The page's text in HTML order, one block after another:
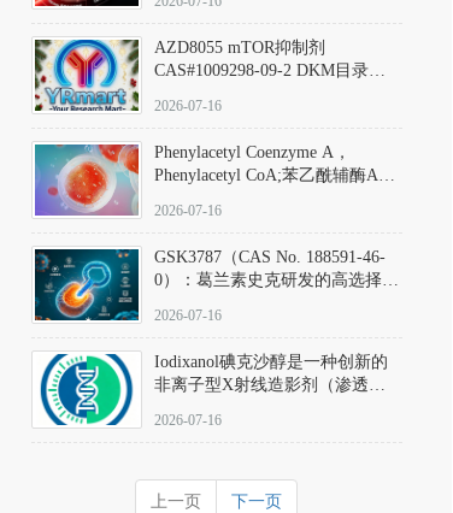
(Elironrasib)CAS#2641998-63-0
AZD8055 mTOR抑制剂
CAS#1009298-09-2 DKM目录号
激酶抑制剂的深度剖析
2026-07-16
Phenylacetyl Coenzyme A，
Phenylacetyl CoA;苯乙酰辅酶A
2026-07-16
GSK3787（CAS No. 188591-46-
0）：葛兰素史克研发的高选择
抗剂，被广泛视为研究PPARδ核
受体生理功能、信号通路验证及
靶点药理机制的金标准化学探
针。
2026-07-16
Iodixanol碘克沙醇是一种创新的
非离子型X射线造影剂（渗透压
在血管内给药时与血浆等渗的临
号为92339-11-2
2026-07-16
上一页 下一页